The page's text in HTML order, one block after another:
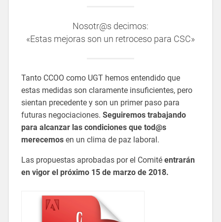
Nosotr@s decimos:
«Estas mejoras son un retroceso para CSC»
Tanto CCOO como UGT hemos entendido que
estas medidas son claramente insuficientes, pero
sientan precedente y son un primer paso para
futuras negociaciones. Seguiremos trabajando
para alcanzar las condiciones que tod@s
merecemosen un clima de paz laboral.
Las propuestas aprobadas por el Comité entrarán
en vigor el próximo 15 de marzo de 2018.